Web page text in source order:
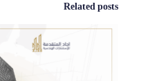
Related posts